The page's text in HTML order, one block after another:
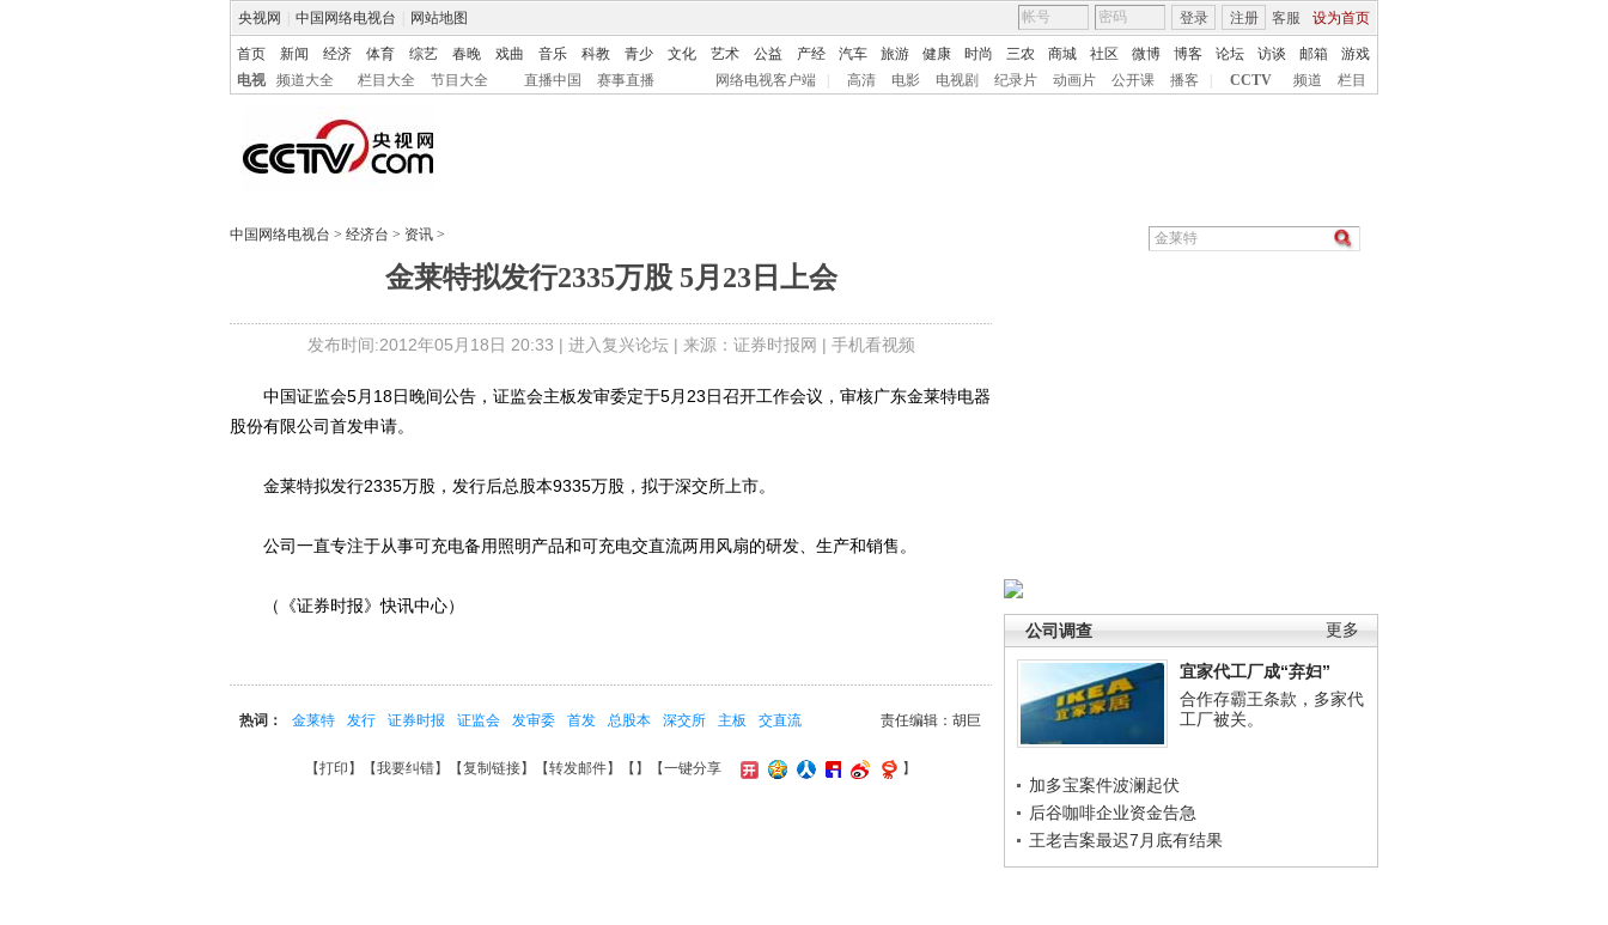
央视网 中国网络电视台 网站地图 客服 设为首页
登录 注册
首页 新闻 经济 体育 综艺 春晚 戏曲 音乐 科教 青少 文化 艺术 公益 产经 汽车 旅游 健康 时尚 三农 商城 社区 微博 博客 论坛 访谈 邮箱
游戏
电视
频道大全 栏目大全 节目大全 直播中国 赛事直播 网络电视客户端 高清 电影 电视剧 纪录片 动画片 公开课 播客 CCTV 频道 栏目
中国网络电视台 > 经济台 > 资讯 >
金莱特拟发行2335万股 5月23日上会
发布时间:2012年05月18日 20:33 | 进入复兴论坛| 来源：证券时报网 | 手机看视频
更多
公司调查
宜家代工厂成“弃妇”
合作存霸王条款，多家代
工厂被关。
加多宝案件波澜起伏
后谷咖啡企业资金告急
王老吉案最迟7月底有结果
中国证监会5月18日晚间公告，证监会主板发审委定于5月23日召开工作会议，审核广东金莱特电器
股份有限公司首发申请。
金莱特拟发行2335万股，发行后总股本9335万股，拟于深交所上市。
公司一直专注于从事可充电备用照明产品和可充电交直流两用风扇的研发、生产和销售。
（《证券时报》快讯中心）
责任编辑：胡巨
热词： 金莱特 发行 证券时报 证监会 发审委 首发 总股本 深交所 主板 交直流
【打印 】【我要纠错】【复制链接】【转发邮件】【 】 【一键分享 】